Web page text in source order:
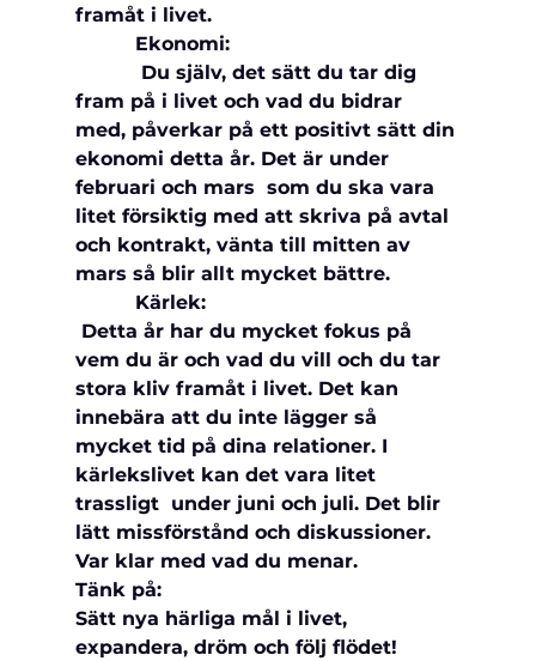
framåt i livet.
Ekonomi:
Du själv, det sätt du tar dig
fram på i livet och vad du bidrar
med, påverkar på ett positivt sätt din
ekonomi detta år. Det är under
februari och mars  som du ska vara
litet försiktig med att skriva på avtal
och kontrakt, vänta till mitten av
mars så blir allt mycket bättre.
Kärlek:
Detta år har du mycket fokus på
vem du är och vad du vill och du tar
stora kliv framåt i livet. Det kan
innebära att du inte lägger så
mycket tid på dina relationer. I
kärlekslivet kan det vara litet
trassligt  under juni och juli. Det blir
lätt missförstånd och diskussioner.
Var klar med vad du menar.
Tänk på:
Sätt nya härliga mål i livet,
expandera, dröm och följ flödet!